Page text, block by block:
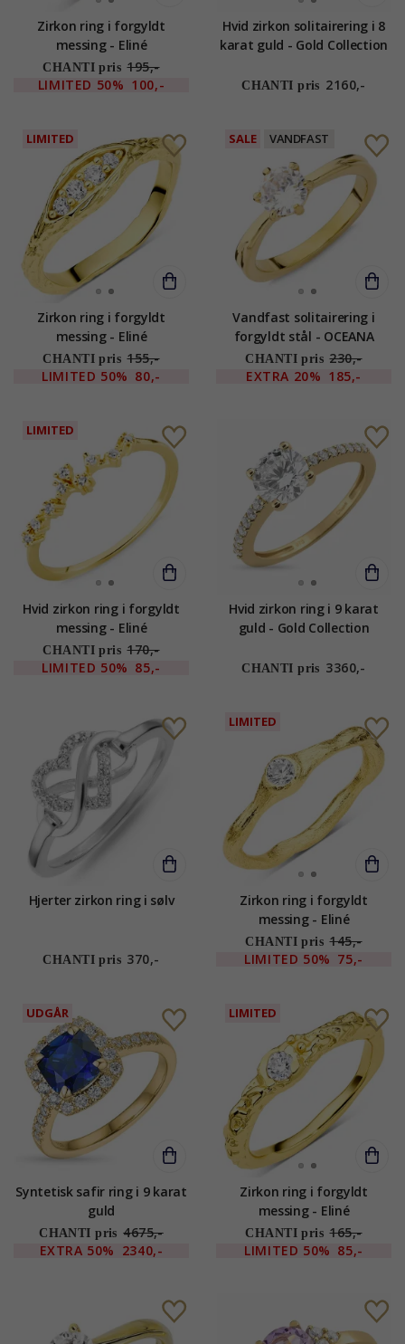
Zirkon ring i forgyldt
messing - Eliné
CHANTI pris 195,-
LIMITED 50% 100,-
Hvid zirkon solitairering i 8
karat guld - Gold Collection
CHANTI pris 2160,-
LIMITED
Zirkon ring i forgyldt
messing - Eliné
CHANTI pris 155,-
LIMITED 50% 80,-
SALE VANDFAST
Vandfast solitairering i
forgyldt stål - OCEANA
CHANTI pris 230,-
EXTRA 20% 185,-
LIMITED
Hvid zirkon ring i forgyldt
messing - Eliné
CHANTI pris 170,-
LIMITED 50% 85,-
Hvid zirkon ring i 9 karat
guld - Gold Collection
CHANTI pris 3360,-
Hjerter zirkon ring i sølv
CHANTI pris 370,-
LIMITED
Zirkon ring i forgyldt
messing - Eliné
CHANTI pris 145,-
LIMITED 50% 75,-
UDGÅR
Syntetisk safir ring i 9 karat
guld
CHANTI pris 4675,-
EXTRA 50% 2340,-
LIMITED
Zirkon ring i forgyldt
messing - Eliné
CHANTI pris 165,-
LIMITED 50% 85,-